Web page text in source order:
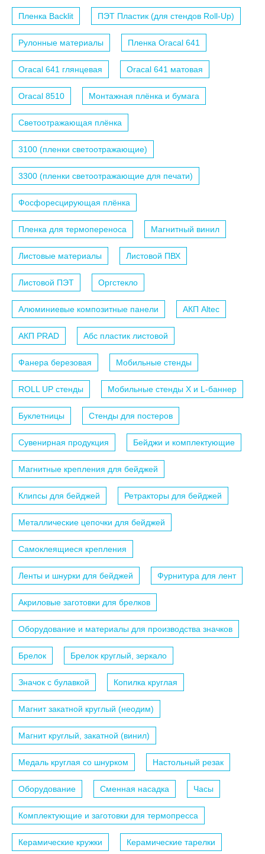
Пленка Backlit ПЭТ Пластик (для стендов Roll-Up)
Рулонные материалы Пленка Oracal 641
Oracal 641 глянцевая Oracal 641 матовая
Oracal 8510 Монтажная плёнка и бумага
Светоотражающая плёнка
3100 (пленки светоотражающие)
3300 (пленки светоотражающие для печати)
Фосфоресцирующая плёнка
Пленка для термопереноса Магнитный винил
Листовые материалы Листовой ПВХ
Листовой ПЭТ Оргстекло
Алюминиевые композитные панели АКП Altec
АКП PRAD Абс пластик листовой
Фанера березовая Мобильные стенды
ROLL UP стенды Мобильные стенды X и L-баннер
Буклетницы Стенды для постеров
Сувенирная продукция Бейджи и комплектующие
Магнитные крепления для бейджей
Клипсы для бейджей Ретракторы для бейджей
Металлические цепочки для бейджей
Самоклеящиеся крепления
Ленты и шнурки для бейджей Фурнитура для лент
Акриловые заготовки для брелков
Оборудование и материалы для производства значков
Брелок Брелок круглый, зеркало
Значок с булавкой Копилка круглая
Магнит закатной круглый (неодим)
Магнит круглый, закатной (винил)
Медаль круглая со шнурком Настольный резак
Оборудование Сменная насадка Часы
Комплектующие и заготовки для термопресса
Керамические кружки Керамические тарелки